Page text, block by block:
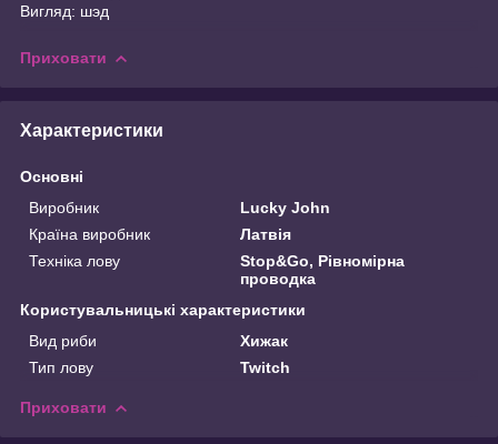
Вигляд: шэд
Приховати
Характеристики
Основні
Виробник
Lucky John
Країна виробник
Латвія
Техніка лову
Stop&Go, Рівномірна
проводка
Користувальницькі характеристики
Вид риби
Хижак
Тип лову
Twitch
Приховати